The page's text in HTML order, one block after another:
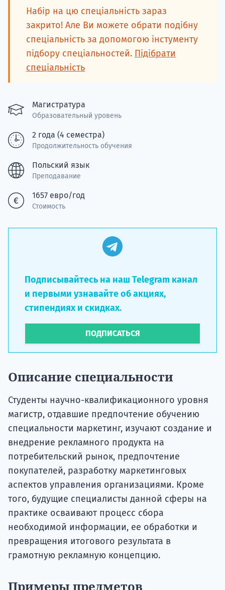
Набір на цю спеціальність зараз
закрито! Але Ви можете обрати подібну
спеціальність за допомогою інстументу
підбору спеціальностей. Підібрати
спеціальність
Магистратура
Образовательный уровень
2 года (4 семестра)
Продолжительность обучения
Польский язык
Преподавание
1657 евро/год
Стоимость
Подписывайтесь на наш Telegram канал
и первыми узнавайте об акциях,
стипендиях и скидках.
ПОДПИСАТЬСЯ
Описание специальности
Студенты научно-квалификационного уровня
магистр, отдавшие предпочтение обучению
специальности маркетинг, изучают создание и
внедрение рекламного продукта на
потребительский рынок, предпочтение
покупателей, разработку маркетинговых
аспектов управления организациями. Кроме
того, будущие специалисты данной сферы на
практике осваивают процесс сбора
необходимой информации, ее обработки и
превращения итогового результата в
грамотную рекламную концепцию.
Примеры предметов